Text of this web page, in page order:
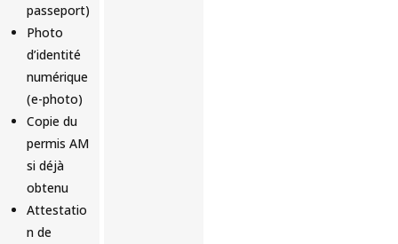
passeport)
Photo
d’identité
numérique
(e-photo)
Copie du
permis AM
si déjà
obtenu
Attestatio
n de